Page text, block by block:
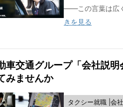
——この言葉は広
きを見る
車交通グループ「会社説
みませんか
タクシー就職 |会